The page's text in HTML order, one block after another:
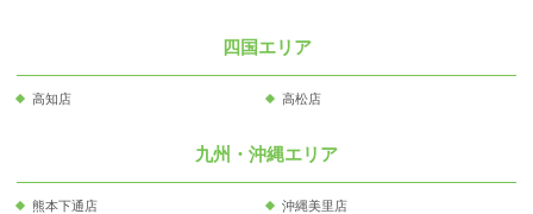
四国エリア
高知店 高松店
九州・沖縄エリア
熊本下通店
沖縄美里店